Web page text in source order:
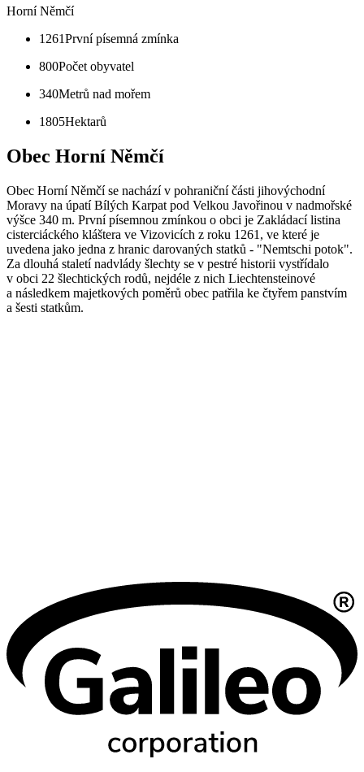
Horní Němčí
1261První písemná zmínka
800Počet obyvatel
340Metrů nad mořem
1805Hektarů
Obec Horní Němčí
Obec Horní Němčí se nachází v pohraniční části jihovýchodní
Moravy na úpatí Bílých Karpat pod Velkou Javořinou v nadmořské
výšce 340 m. První písemnou zmínkou o obci je Zakládací listina
cisterciáckého kláštera ve Vizovicích z roku 1261, ve které je
uvedena jako jedna z hranic darovaných statků - "Nemtschi potok".
Za dlouhá staletí nadvlády šlechty se v pestré historii vystřídalo
v obci 22 šlechtických rodů, nejdéle z nich Liechtensteinové
a následkem majetkových poměrů obec patřila ke čtyřem panstvím
a šesti statkům.